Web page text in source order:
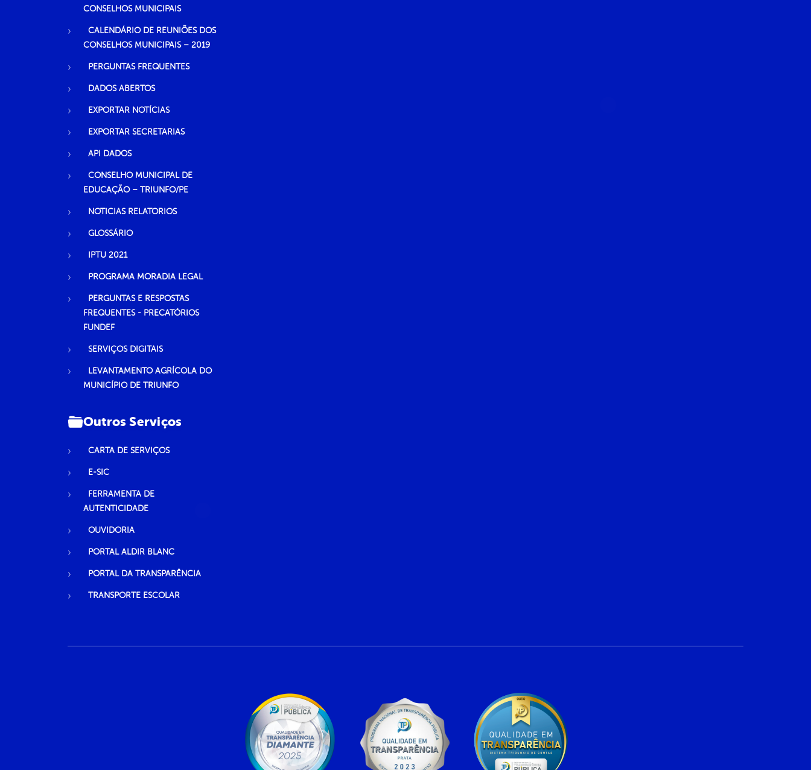
CONSELHOS MUNICIPAIS
CALENDÁRIO DE REUNIÕES DOS
CONSELHOS MUNICIPAIS – 2019
PERGUNTAS FREQUENTES
DADOS ABERTOS
EXPORTAR NOTÍCIAS
EXPORTAR SECRETARIAS
API DADOS
CONSELHO MUNICIPAL DE
EDUCAÇÃO – TRIUNFO/PE
NOTICIAS RELATORIOS
GLOSSÁRIO
IPTU 2021
PROGRAMA MORADIA LEGAL
PERGUNTAS E RESPOSTAS
FREQUENTES - PRECATÓRIOS
FUNDEF
SERVIÇOS DIGITAIS
LEVANTAMENTO AGRÍCOLA DO
MUNICÍPIO DE TRIUNFO
Outros Serviços
CARTA DE SERVIÇOS
E-SIC
FERRAMENTA DE
AUTENTICIDADE
OUVIDORIA
PORTAL ALDIR BLANC
PORTAL DA TRANSPARÊNCIA
TRANSPORTE ESCOLAR